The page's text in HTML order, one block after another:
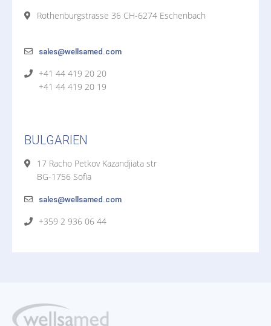
Rothenburgstrasse 36 CH-6274 Eschenbach
sales@wellsamed.com
+41 44 419 20 20
+41 44 419 20 19
BULGARIEN
17 Racho Petkov Kazandjiata str
BG-1756 Sofia
sales@wellsamed.com
+359 2 936 06 44